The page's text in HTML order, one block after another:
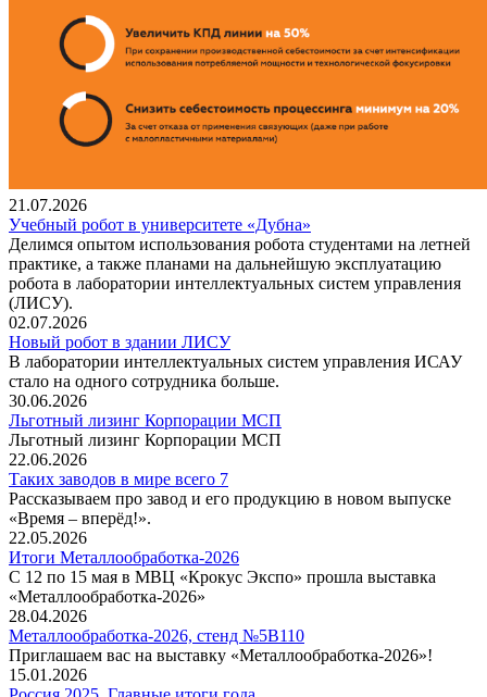
21.07.2026
Учебный робот в университете «Дубна»
Делимся опытом использования робота студентами на летней
практике, а также планами на дальнейшую эксплуатацию
робота в лаборатории интеллектуальных систем управления
(ЛИСУ).
02.07.2026
Новый робот в здании ЛИСУ
В лаборатории интеллектуальных систем управления ИСАУ
стало на одного сотрудника больше.
30.06.2026
Льготный лизинг Корпорации МСП
Льготный лизинг Корпорации МСП
22.06.2026
Таких заводов в мире всего 7
Рассказываем про завод и его продукцию в новом выпуске
«Время – вперёд!».
22.05.2026
Итоги Металлообработка-2026
С 12 по 15 мая в МВЦ «Крокус Экспо» прошла выставка
«Металлообработка‑2026»
28.04.2026
Металлообработка-2026, стенд №5В110
Приглашаем вас на выставку «Металлообработка-2026»!
15.01.2026